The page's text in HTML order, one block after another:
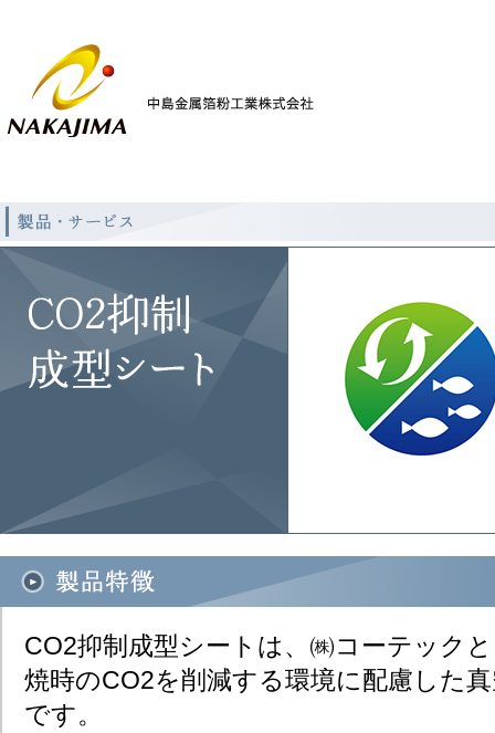
CO2抑制成型シートは、㈱コーテック
焼時のCO2を削減する環境に配慮した
です。​